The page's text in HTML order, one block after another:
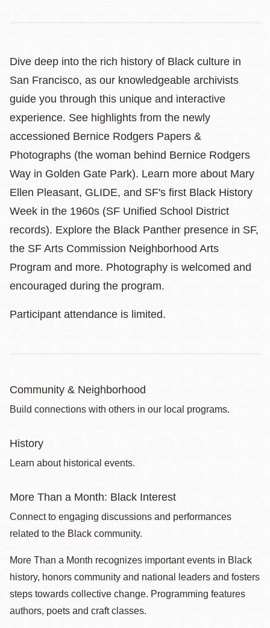
Dive deep into the rich history of Black culture in
San Francisco, as our knowledgeable archivists
guide you through this unique and interactive
experience. See highlights from the newly
accessioned Bernice Rodgers Papers &
Photographs (the woman behind Bernice Rodgers
Way in Golden Gate Park). Learn more about Mary
Ellen Pleasant, GLIDE, and SF's first Black History
Week in the 1960s (SF Unified School District
records). Explore the Black Panther presence in SF,
the SF Arts Commission Neighborhood Arts
Program and more. Photography is welcomed and
encouraged during the program.
Participant attendance is limited.
Community & Neighborhood
Build connections with others in our local programs.
History
Learn about historical events.
More Than a Month: Black Interest
Connect to engaging discussions and performances
related to the Black community.
More Than a Month recognizes important events in Black
history, honors community and national leaders and fosters
steps towards collective change. Programming features
authors, poets and craft classes.